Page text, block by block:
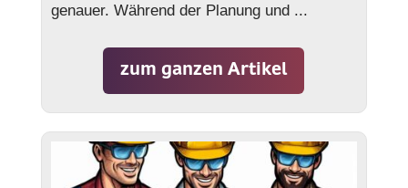
genauer. Während der Planung und ...
zum ganzen Artikel